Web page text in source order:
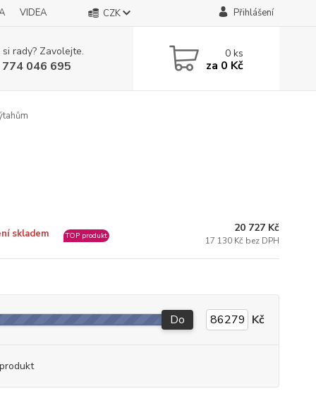
VIDEA CZK Přihlášení
rady? Zavolejte.
046 695
0ks
za 0 Kč
skladem TOP produkt
20 727 Kč
17 130 Kč bez DPH
Do Kč